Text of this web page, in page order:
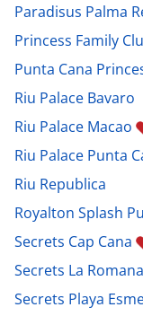
Paradisus Palma
Princess Family
Punta Cana
Riu Palace Bavaro
Riu Palace Macao
Riu Palace Punta
Riu Republica
Royalton Splash
Secrets Cap Cana
Secrets La
Secrets Playa